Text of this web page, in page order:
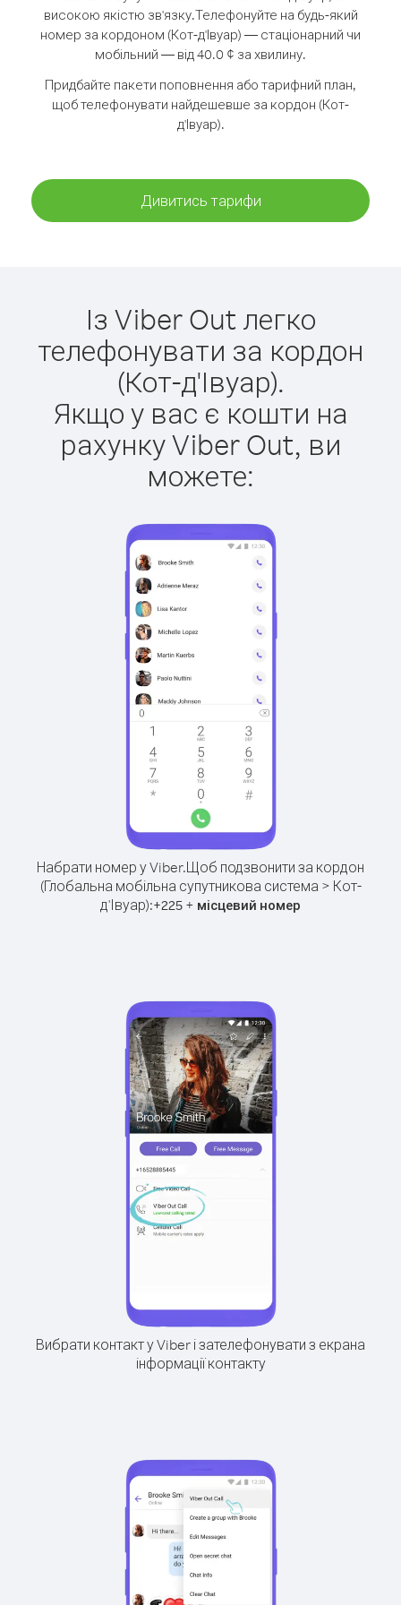
високою якістю зв'язку.Телефонуйте на будь-який
номер за кордоном (Кот-д'Івуар) — стаціонарний чи
мобільний — від 40.0 ¢ за хвилину.
Придбайте пакети поповнення або тарифний план,
щоб телефонувати найдешевше за кордон (Кот-
д'Івуар).
Дивитись тарифи
Із Viber Out легко
телефонувати за кордон
(Кот-д'Івуар).
Якщо у вас є кошти на
рахунку Viber Out, ви
можете:
Набрати номер у Viber.Щоб подзвонити за кордон
(Глобальна мобільна супутникова система > Кот-
д'Івуар):+225 + місцевий номер
Вибрати контакт у Viber і зателефонувати з екрана
інформації контакту